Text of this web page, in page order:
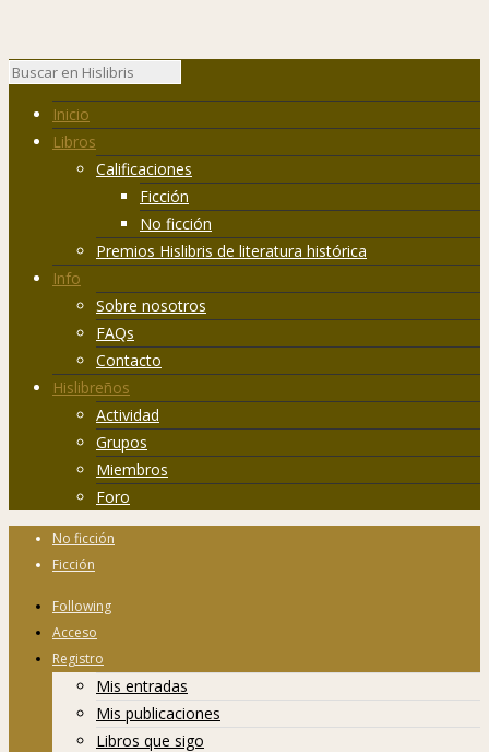
Inicio
Libros
Calificaciones
Ficción
No ficción
Premios Hislibris de literatura histórica
Info
Sobre nosotros
FAQs
Contacto
Hislibreños
Actividad
Grupos
Miembros
Foro
No ficción
Ficción
Following
Acceso
Registro
Mis entradas
Mis publicaciones
Libros que sigo